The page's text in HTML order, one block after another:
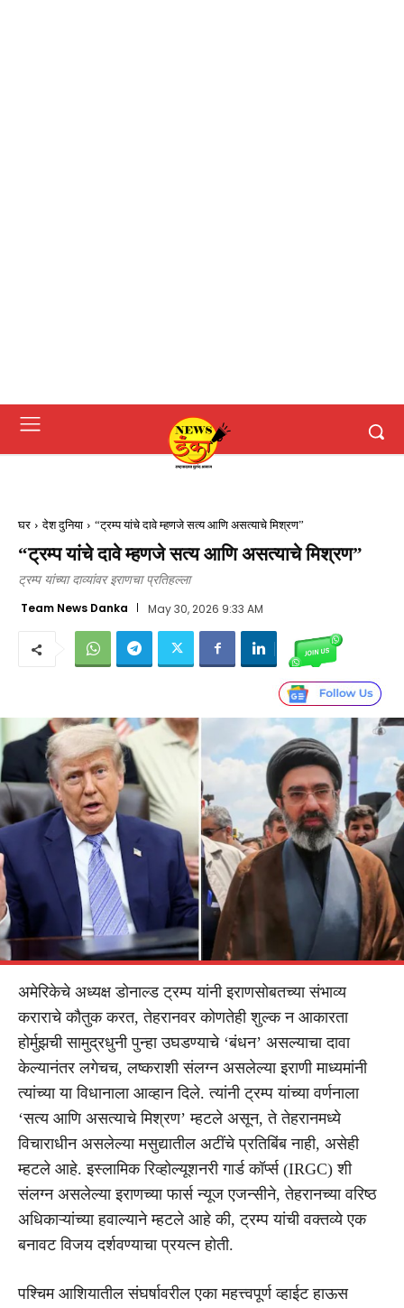
घर देश दुनिया “ट्रम्प यांचे दावे म्हणजे सत्य आणि असत्याचे मिश्रण”
“ट्रम्प यांचे दावे म्हणजे सत्य आणि असत्याचे मिश्रण”
ट्रम्प यांच्या दाव्यांवर इराणचा प्रतिहल्ला
Team News Danka May 30, 2026 9:33 AM
अमेरिकेचे अध्यक्ष डोनाल्ड ट्रम्प यांनी इराणसोबतच्या संभाव्य
कराराचे कौतुक करत, तेहरानवर कोणतेही शुल्क न आकारता
होर्मुझची सामुद्रधुनी पुन्हा उघडण्याचे ‘बंधन’ असल्याचा दावा
केल्यानंतर लगेचच, लष्कराशी संलग्न असलेल्या इराणी माध्यमांनी
त्यांच्या या विधानाला आव्हान दिले. त्यांनी ट्रम्प यांच्या वर्णनाला
‘सत्य आणि असत्याचे मिश्रण’ म्हटले असून, ते तेहरानमध्ये
विचाराधीन असलेल्या मसुद्यातील अटींचे प्रतिबिंब नाही, असेही
म्हटले आहे. इस्लामिक रिव्होल्यूशनरी गार्ड कॉर्प्स (IRGC) शी
संलग्न असलेल्या इराणच्या फार्स न्यूज एजन्सीने, तेहरानच्या वरिष्ठ
अधिकाऱ्यांच्या हवाल्याने म्हटले आहे की, ट्रम्प यांची वक्तव्ये एक
बनावट विजय दर्शवण्याचा प्रयत्न होती.
पश्चिम आशियातील संघर्षावरील एका महत्त्वपूर्ण व्हाईट हाऊस